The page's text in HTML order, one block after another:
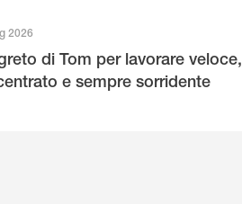
2026
di Tom per lavorare veloce,
e sempre sorridente